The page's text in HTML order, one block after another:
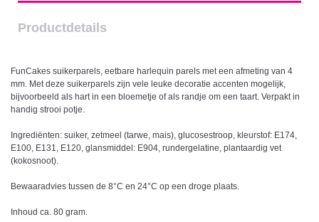
Productdetails
FunCakes suikerparels, eetbare harlequin parels met een afmeting van 4
mm. Met deze suikerparels zijn vele leuke decoratie accenten mogelijk,
bijvoorbeeld als hart in een bloemetje of als randje om een taart. Verpakt in
handig strooi potje.
Ingrediënten: suiker, zetmeel (tarwe, mais), glucosestroop, kleurstof: E174,
E100, E131, E120, glansmiddel: E904, rundergelatine, plantaardig vet
(kokosnoot).
Bewaaradvies tussen de 8°C en 24°C op een droge plaats.
Inhoud ca. 80 gram.